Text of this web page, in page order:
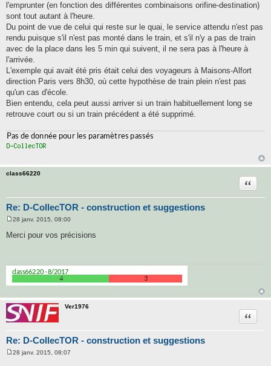
l'emprunter (en fonction des différentes combinaisons orifine-destination)
sont tout autant à l'heure.
Du point de vue de celui qui reste sur le quai, le service attendu n'est pas
rendu puisque s'il n'est pas monté dans le train, et s'il n'y a pas de train
avec de la place dans les 5 min qui suivent, il ne sera pas à l'heure à
l'arrivée.
L'exemple qui avait été pris était celui des voyageurs à Maisons-Alfort
direction Paris vers 8h30, où cette hypothèse de train plein n'est pas
qu'un cas d'école.
Bien entendu, cela peut aussi arriver si un train habituellement long se
retrouve court ou si un train précédent a été supprimé.
class66220
Re: D-CollecTOR - construction et suggestions
s
e
28 janv. 2015, 08:00
Merci pour vos précisions
Ver1976
Re: D-CollecTOR - construction et suggestions
28 janv. 2015, 08:07